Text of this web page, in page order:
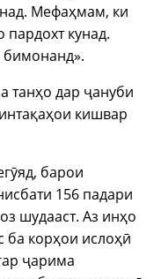
Мефаҳмам, ки
пардохт кунад.
бимонанд».
танҳо дар ҷануби
кишвар
барои
156 падари
шудааст. Аз инҳо
ба корҳои ислоҳӣ
ҷарима